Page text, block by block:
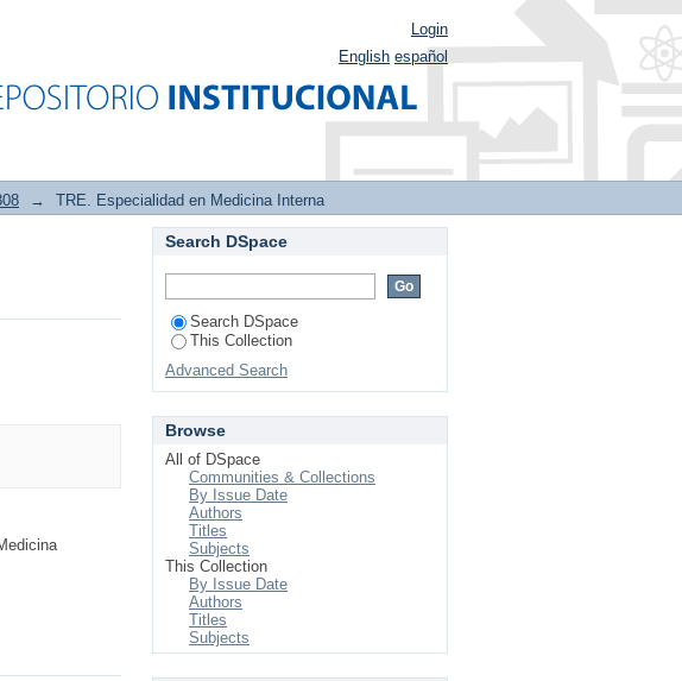
Login
English español
→ TRE. Especialidad en Medicina Interna
Search DSpace
Search DSpace
This Collection
Advanced Search
Browse
All of DSpace
Communities & Collections
By Issue Date
Authors
Titles
Subjects
This Collection
By Issue Date
Authors
Titles
Subjects